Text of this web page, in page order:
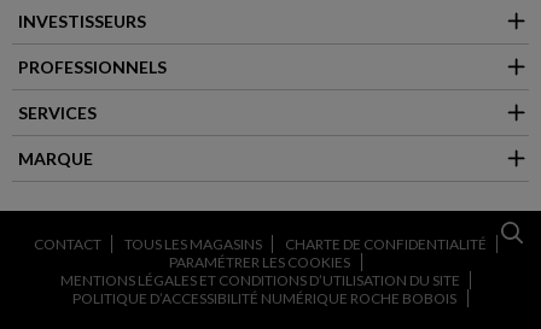
INVESTISSEURS
PROFESSIONNELS
SERVICES
MARQUE
CONTACT TOUS LES MAGASINS
CHARTE DE CONFIDENTIALITÉ
PARAMÉTRER LES COOKIES
MENTIONS LÉGALES ET CONDITIONS D’UTILISATION DU SITE
POLITIQUE D’ACCESSIBILITÉ NUMÉRIQUE ROCHE BOBOIS